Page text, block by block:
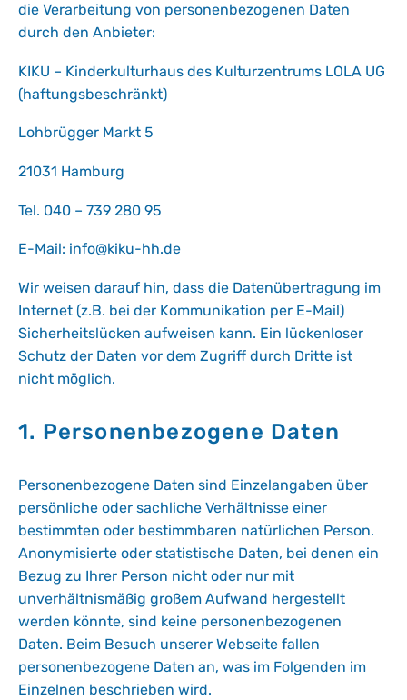
die Verarbeitung von personenbezogenen Daten
durch den Anbieter:
KIKU – Kinderkulturhaus des Kulturzentrums LOLA UG
(haftungsbeschränkt)
Lohbrügger Markt 5
21031 Hamburg
Tel. 040 – 739 280 95
E-Mail: info@kiku-hh.de
Wir weisen darauf hin, dass die Datenübertragung im
Internet (z.B. bei der Kommunikation per E-Mail)
Sicherheitslücken aufweisen kann. Ein lückenloser
Schutz der Daten vor dem Zugriff durch Dritte ist
nicht möglich.
1. Personenbezogene Daten
Personenbezogene Daten sind Einzelangaben über
persönliche oder sachliche Verhältnisse einer
bestimmten oder bestimmbaren natürlichen Person.
Anonymisierte oder statistische Daten, bei denen ein
Bezug zu Ihrer Person nicht oder nur mit
unverhältnismäßig großem Aufwand hergestellt
werden könnte, sind keine personenbezogenen
Daten. Beim Besuch unserer Webseite fallen
personenbezogene Daten an, was im Folgenden im
Einzelnen beschrieben wird.